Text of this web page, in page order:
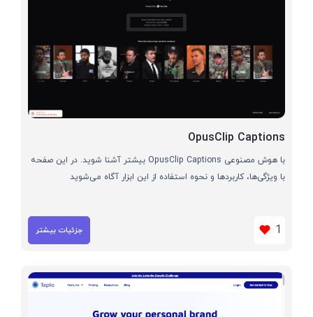
OpusClip Captions
با هوش مصنوعی OpusClip Captions بیشتر آشنا شوید. در این صفحه
با ویژگی‌ها، کاربردها و نحوه استفاده از این ابزار آگاه می‌شوید
1 جزئیات بیشتر